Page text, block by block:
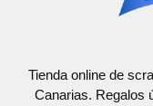
Tienda online de
Canarias. Regalos